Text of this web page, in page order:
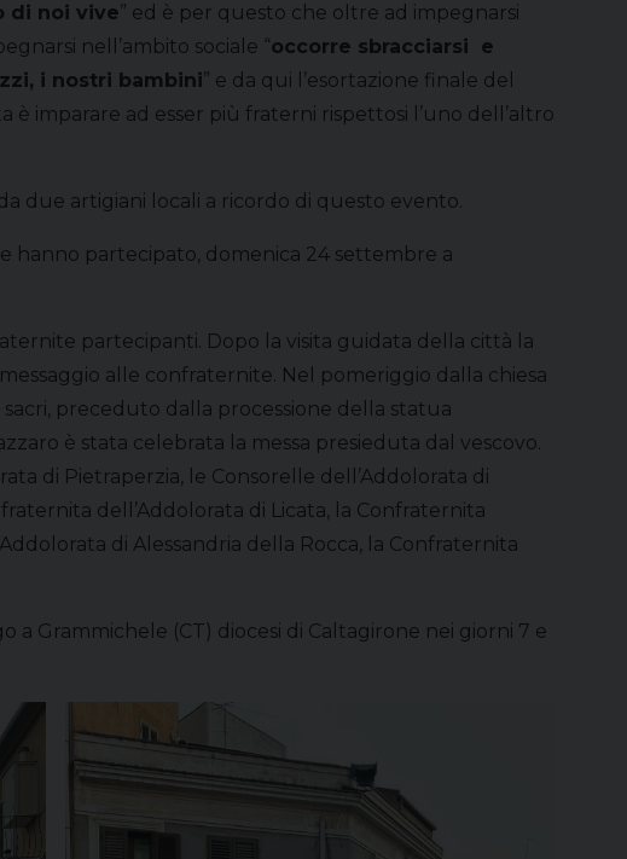
di noi vive” ed è per questo che oltre ad impegnarsi
nell’ambito sociale “occorre sbracciarsi e
i nostri bambini” e da qui l’esortazione finale del
imparare ad esser più fraterni rispettosi l’uno dell’altro
due artigiani locali a ricordo di questo evento.
hanno partecipato, domenica 24 settembre a
partecipanti. Dopo la visita guidata della città la
alle confraternite. Nel pomeriggio dalla chiesa
sacri, preceduto dalla processione della statua
è stata celebrata la messa presieduta dal vescovo.
di Pietraperzia, le Consorelle dell’Addolorata di
dell’Addolorata di Licata, la Confraternita
di Alessandria della Rocca, la Confraternita
a Grammichele (CT) diocesi di Caltagirone nei giorni 7 e